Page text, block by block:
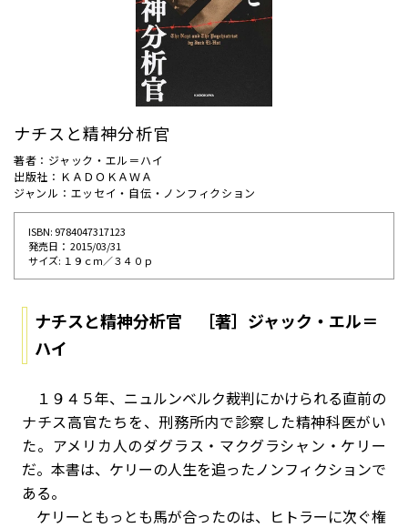
ナチスと精神分析官
著者：ジャック・エル＝ハイ
出版社：ＫＡＤＯＫＡＷＡ
ジャンル：エッセイ・自伝・ノンフィクション
ISBN: 9784047317123
発売⽇： 2015/03/31
サイズ: １９ｃｍ／３４０ｐ
ナチスと精神分析官 ［著］ジャック・エル＝
ハイ
１９４５年、ニュルンベルク裁判にかけられる直前の
ナチス高官たちを、刑務所内で診察した精神科医がい
た。アメリカ人のダグラス・マクグラシャン・ケリー
だ。本書は、ケリーの人生を追ったノンフィクションで
ある。
ケリーともっとも馬が合ったのは、ヒトラーに次ぐ権